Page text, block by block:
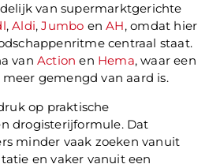
van supermarktgerichte
,Aldi,Jumbo enAH, omdat hier
centraal staat.
vanAction en Hema, waar een
gemengd van aard is.
op praktische
drogisterijformule. Dat
minder vaak zoeken vanuit
en vaker vanuit een